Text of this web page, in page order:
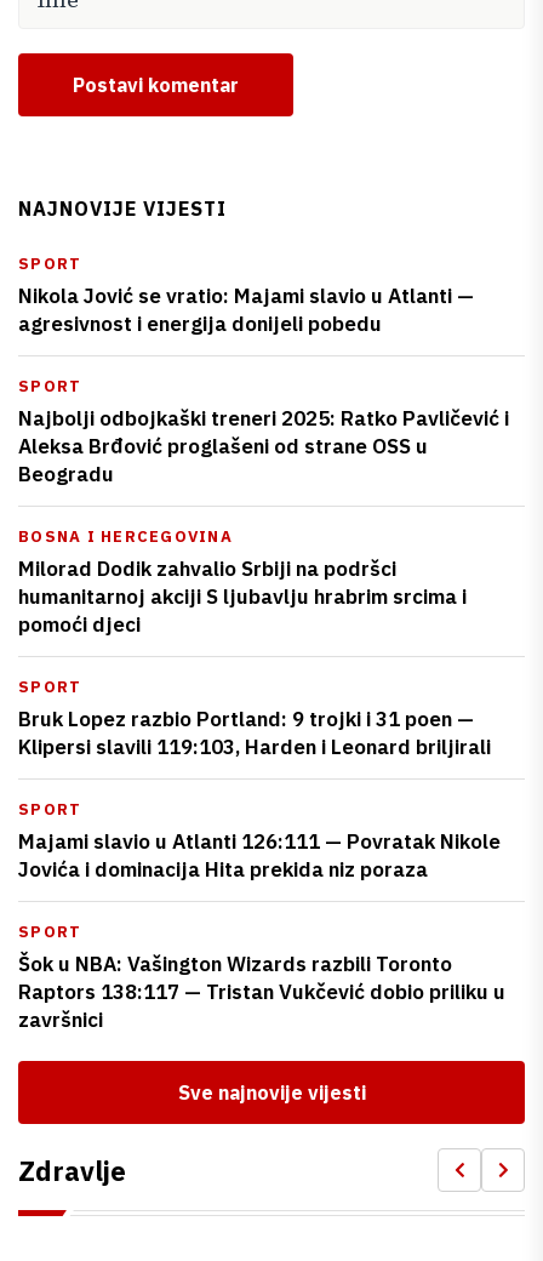
Postavi komentar
NAJNOVIJE VIJESTI
SPORT
Nikola Jović se vratio: Majami slavio u Atlanti —
agresivnost i energija donijeli pobedu
SPORT
Najbolji odbojkaški treneri 2025: Ratko Pavličević i
Aleksa Brđović proglašeni od strane OSS u
Beogradu
BOSNA I HERCEGOVINA
Milorad Dodik zahvalio Srbiji na podršci
humanitarnoj akciji S ljubavlju hrabrim srcima i
pomoći djeci
SPORT
Bruk Lopez razbio Portland: 9 trojki i 31 poen —
Klipersi slavili 119:103, Harden i Leonard briljirali
SPORT
Majami slavio u Atlanti 126:111 — Povratak Nikole
Jovića i dominacija Hita prekida niz poraza
SPORT
Šok u NBA: Vašington Wizards razbili Toronto
Raptors 138:117 — Tristan Vukčević dobio priliku u
završnici
Sve najnovije vijesti
Zdravlje